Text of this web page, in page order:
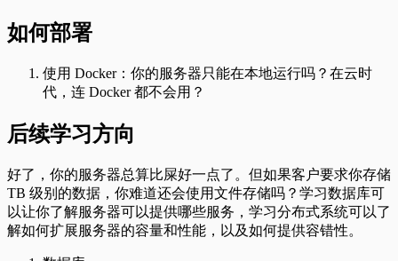
如何部署
使用 Docker：你的服务器只能在本地运行吗？在云时
代，连 Docker 都不会用？
后续学习方向
好了，你的服务器总算比屎好一点了。但如果客户要求你存储
TB 级别的数据，你难道还会使用文件存储吗？学习数据库可
以让你了解服务器可以提供哪些服务，学习分布式系统可以了
解如何扩展服务器的容量和性能，以及如何提供容错性。